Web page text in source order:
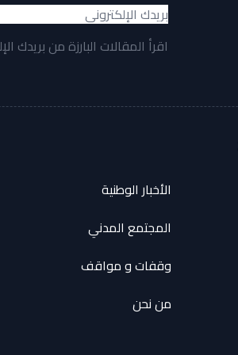
اقرأ المقالات البارزة من بريدك
الأخبار الوطنية
المجتمع المدني
وقفات و مواقف
من نحن